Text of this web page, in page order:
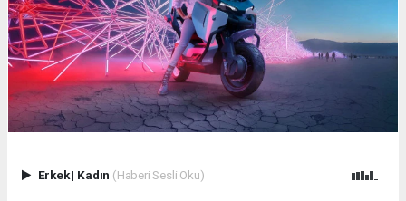
Erkek| Kadın (Haberi Sesli Oku)